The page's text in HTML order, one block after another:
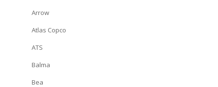
Arrow
Atlas Copco
ATS
Balma
Bea